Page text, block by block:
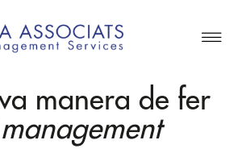
manera de fer